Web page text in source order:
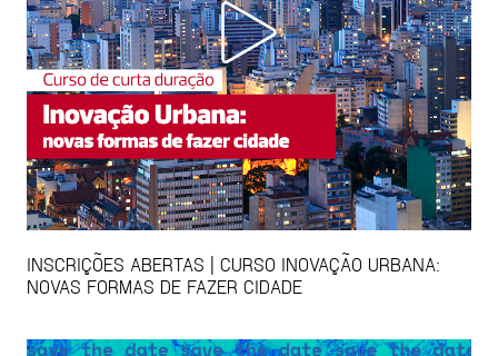
INSCRIÇÕES ABERTAS | CURSO INOVAÇÃO URBANA:
NOVAS FORMAS DE FAZER CIDADE